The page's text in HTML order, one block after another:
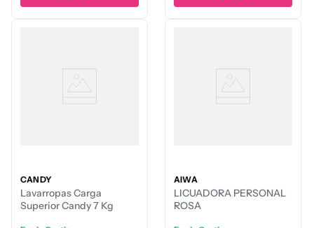
CANDY
Lavarropas Carga
Superior Candy 7 Kg
AIWA
LICUADORA PERSONAL
ROSA